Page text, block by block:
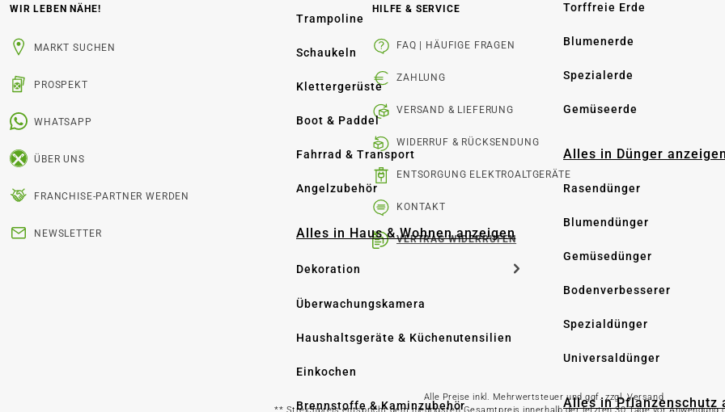
Trampoline
Schaukeln
Klettergerüste
Boot & Paddel
Fahrrad & Transport
Angelzubehör
Alles in Haus & Wohnen anzeigen
Dekoration
Überwachungskamera
Haushaltsgeräte & Küchenutensilien
Einkochen
Brennstoffe & Kaminzubehör
Torffreie Erde
Blumenerde
Spezialerde
Gemüseerde
Alles in Dünger anzeigen
Rasendünger
Blumendünger
Gemüsedünger
Bodenverbesserer
Spezialdünger
Universaldünger
Alles in Pflanzenschutz
WIR LEBEN NÄHE!
MARKT SUCHEN
PROSPEKT
WHATSAPP
ÜBER UNS
FRANCHISE-PARTNER WERDEN
NEWSLETTER
HILFE & SERVICE
FAQ | HÄUFIGE FRAGEN
ZAHLUNG
VERSAND & LIEFERUNG
WIDERRUF & RÜCKSENDUNG
ENTSORGUNG ELEKTROALTGERÄTE
KONTAKT
VERTRAG WIDERRUFEN
Alle Preise inkl. Mehrwertsteuer und ggf. zzgl. Versand